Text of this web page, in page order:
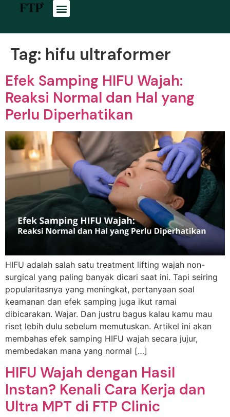
Tag: hifu ultraformer
Efek Samping HIFU Wajah:
Reaksi Normal dan Hal yang
Perlu Diperhatikan
HIFU adalah salah satu treatment lifting wajah non-
surgical yang paling banyak dicari saat ini. Tapi seiring
popularitasnya yang meningkat, pertanyaan soal
keamanan dan efek samping juga ikut ramai
dibicarakan. Wajar. Dan justru bagus kalau kamu mau
riset lebih dulu sebelum memutuskan. Artikel ini akan
membahas efek samping HIFU wajah secara jujur,
membedakan mana yang normal […]
HIFU Wajah dengan Hasil
Instan? Kenali Cara Kerja dan
Ultra MPT di FTP Clinic